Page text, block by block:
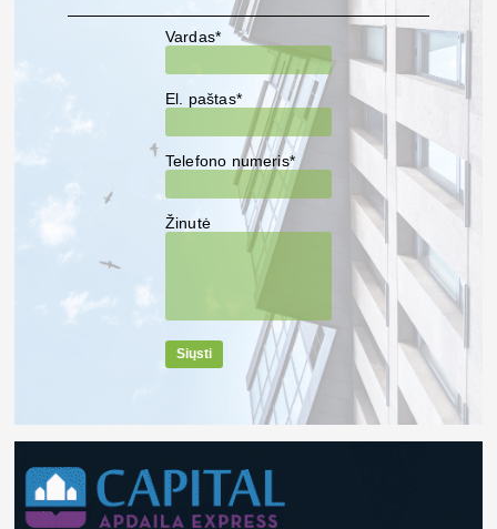
Vardas*
El. paštas*
Telefono numeris*
Žinutė
Siųsti